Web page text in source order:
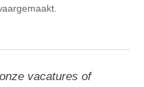
vacatures of